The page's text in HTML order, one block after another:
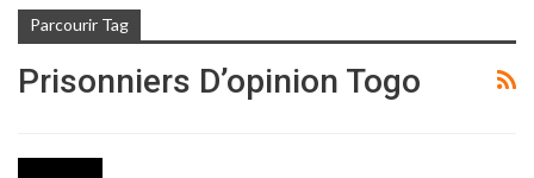
Parcourir Tag
Prisonniers D’opinion Togo